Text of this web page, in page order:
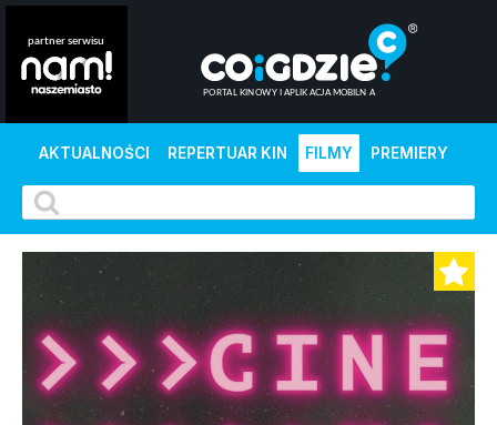
AKTUALNOŚCI REPERTUAR KIN FILMY PREMIERY